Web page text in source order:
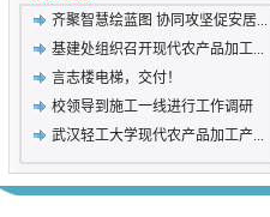
齐聚智慧绘蓝图 协同攻坚促安居...
基建处组织召开现代农产品加工...
言志楼电梯，交付！
校领导到施工一线进行工作调研
武汉轻工大学现代农产品加工产...